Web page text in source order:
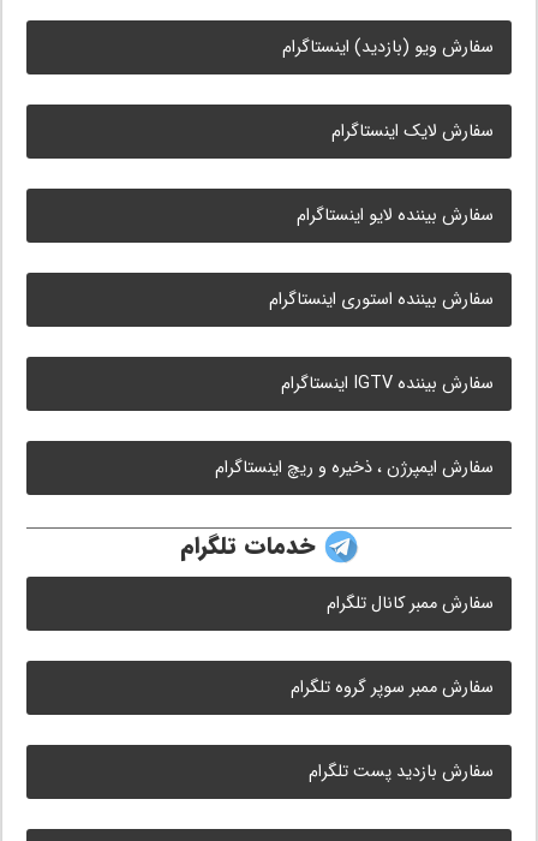
سفارش ویو (بازدید) اینستاگرام
سفارش لایک اینستاگرام
سفارش بیننده لایو اینستاگرام
سفارش بیننده استوری اینستاگرام
سفارش بیننده IGTV اینستاگرام
سفارش ایمپرژن ، ذخیره و ریچ اینستاگرام
خدمات تلگرام
سفارش ممبر کانال تلگرام
سفارش ممبر سوپر گروه تلگرام
سفارش بازدید پست تلگرام